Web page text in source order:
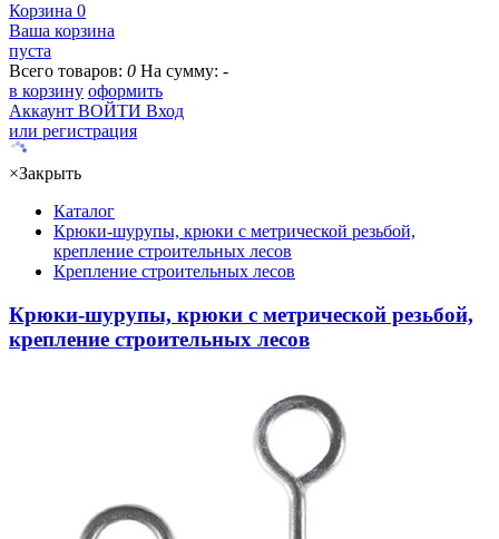
Корзина 0
Ваша корзина
пуста
Всего товаров: 0 На сумму: -
в корзину оформить
Аккаунт ВОЙТИ Вход
или регистрация
×Закрыть
Каталог
Крюки-шурупы, крюки с метрической резьбой,
крепление строительных лесов
Крепление строительных лесов
Крюки-шурупы, крюки с метрической резьбой,
крепление строительных лесов